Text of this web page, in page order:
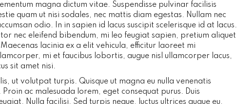
magna dictum vitae. Suspendisse pulvinar facilisis
quam ut nisi sodales, nec mattis diam egestas. Nullam nec
odio. In in sapien id lacus suscipit scelerisque id at lacus.
nec eleifend bibendum, mi leo feugiat sapien, pretium aliquet
lacinia ex a elit vehicula, efficitur laoreet mi
mi et faucibus lobortis, augue nisl ullamcorper lacus,
sit amet nisi.
ut volutpat turpis. Quisque ut magna eu nulla venenatis
ac malesuada lorem, eget consequat purus. Duis
Nulla facilisi. Sed turpis neque, luctus ultrices augue eu,